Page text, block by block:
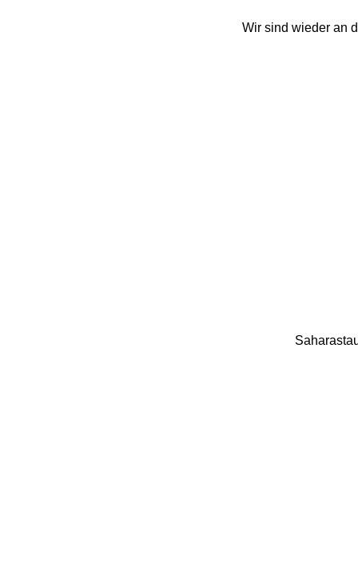
Wir sind wieder an